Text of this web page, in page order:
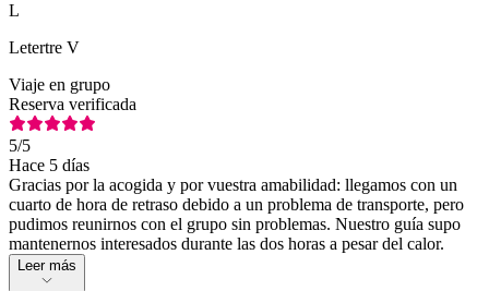
L
Letertre V
Viaje en grupo
Reserva verificada
5/5
Hace 5 días
Gracias por la acogida y por vuestra amabilidad: llegamos con un
cuarto de hora de retraso debido a un problema de transporte, pero
pudimos reunirnos con el grupo sin problemas. Nuestro guía supo
mantenernos interesados durante las dos horas a pesar del calor.
Leer más